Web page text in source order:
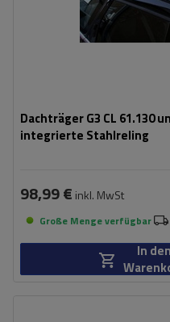
Dachträger G3 CL
integrierte Stahlreling
98,99 € inkl. MwSt
Große Menge verfügbar
In den